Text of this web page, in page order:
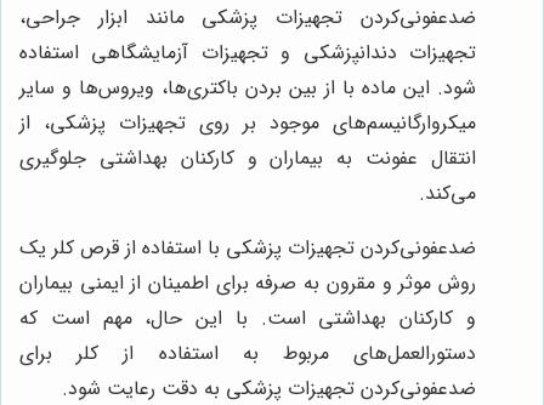
ضدعفونی‌کردن تجهیزات پزشکی مانند ابزار جراحی،
تجهیزات دندانپزشکی و تجهیزات آزمایشگاهی استفاده
شود. این ماده با از بین بردن باکتری‌ها، ویروس‌ها و سایر
میکروارگانیسم‌های موجود بر روی تجهیزات پزشکی، از
انتقال عفونت به بیماران و کارکنان بهداشتی جلوگیری
می‌کند.
ضدعفونی‌کردن تجهیزات پزشکی با استفاده از قرص کلر یک
روش موثر و مقرون به صرفه برای اطمینان از ایمنی بیماران
و کارکنان بهداشتی است. با این حال، مهم است که
دستورالعمل‌های مربوط به استفاده از کلر برای
ضدعفونی‌کردن تجهیزات پزشکی به دقت رعایت شود.